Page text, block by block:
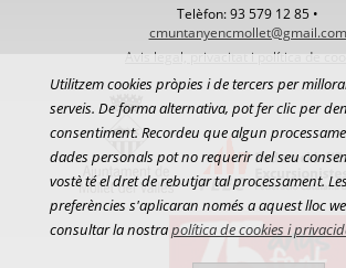
Telèfon: 93 579 12 85 •
cmuntanyencmollet@gmail.com
Avis legal, privacitat i política de
Utilitzem cookies pròpies i de tercers per
serveis. De forma alternativa, pot fer clic per
consentiment. Recordeu que algun
dades personals pot no requerir del seu
vostè té el dret de rebutjar tal processament.
preferències s'aplicaran només a aquest lloc
consultar la nostrapolítica de cookies i